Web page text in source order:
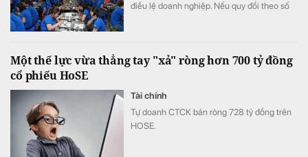
điều lệ doanh nghiệp. Nếu quy đổi theo số
Một thế lực vừa thẳng tay "xả" ròng hơn 700 tỷ đồng
cổ phiếu HoSE
Tài chính
Tự doanh CTCK bán ròng 728 tỷ đồng trên
HOSE.